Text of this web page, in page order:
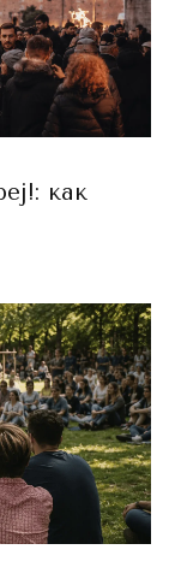
как